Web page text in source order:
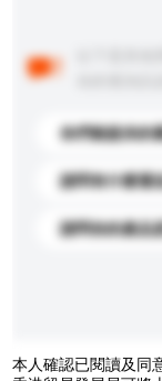
你們能提供的
請問有什麼運
請問你的產品
本人確認已閱讀及同